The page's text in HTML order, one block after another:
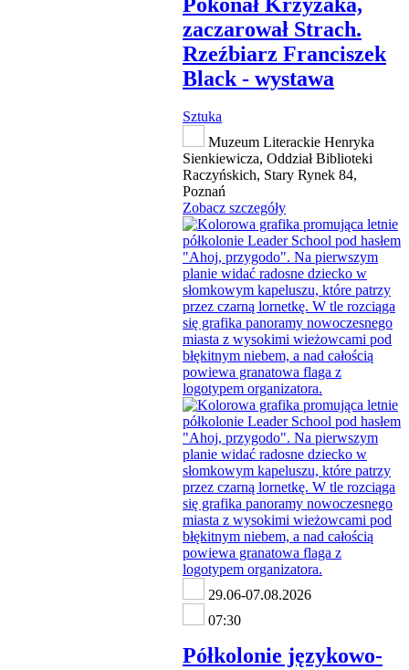
zaczarował Strach.
Rzeźbiarz Franciszek
Black - wystawa
Sztuka
Muzeum Literackie Henryka
Sienkiewicza, Oddział Biblioteki
Raczyńskich, Stary Rynek 84,
Poznań
Zobacz szczegóły
29.06-07.08.2026
07:30
Półkolonie językowo-